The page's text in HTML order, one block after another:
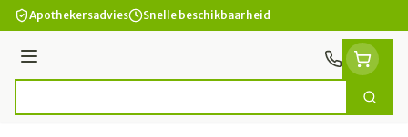
Ga naar de inhoud
Apothekersadvies Snelle beschikbaarheid
Menu
Zoek